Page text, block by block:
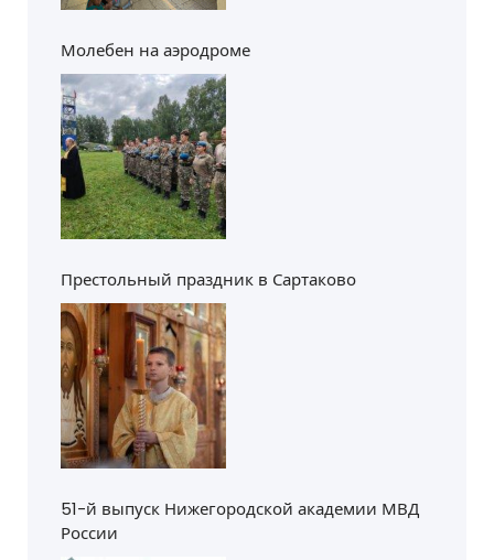
Молебен на аэродроме
Престольный праздник в Сартаково
51-й выпуск Нижегородской академии МВД
России